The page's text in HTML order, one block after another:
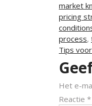
market
pricing
process,
Tips
Het e-
Reactie *